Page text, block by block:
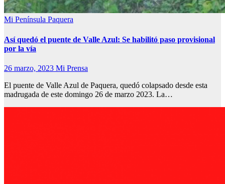
Mi Península Paquera
Así quedó el puente de Valle Azul: Se habilitó paso provisional
por la vía
26 marzo, 2023 Mi Prensa
El puente de Valle Azul de Paquera, quedó colapsado desde esta
madrugada de este domingo 26 de marzo 2023. La…